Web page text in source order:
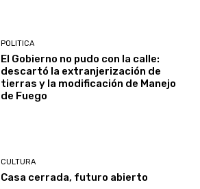
POLITICA
El Gobierno no pudo con la calle:
descartó la extranjerización de
tierras y la modificación de Manejo
de Fuego
CULTURA
Casa cerrada, futuro abierto